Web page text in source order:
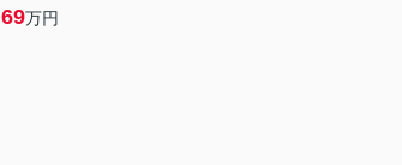
69万円